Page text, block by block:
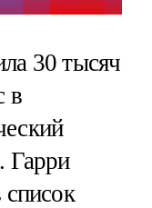
30 тысяч
в
Гарри